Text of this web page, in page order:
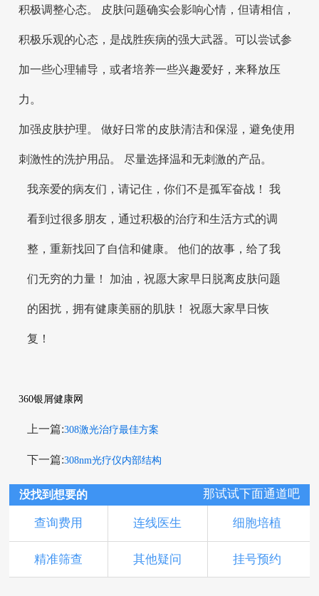
积极调整心态。 皮肤问题确实会影响心情，但请相信，
积极乐观的心态，是战胜疾病的强大武器。可以尝试参
加一些心理辅导，或者培养一些兴趣爱好，来释放压
力。
加强皮肤护理。 做好日常的皮肤清洁和保湿，避免使用
刺激性的洗护用品。 尽量选择温和无刺激的产品。
我亲爱的病友们，请记住，你们不是孤军奋战！ 我
看到过很多朋友，通过积极的治疗和生活方式的调
整，重新找回了自信和健康。 他们的故事，给了我
们无穷的力量！ 加油，祝愿大家早日脱离皮肤问题
的困扰，拥有健康美丽的肌肤！ 祝愿大家早日恢
复！
360银屑健康网
上一篇:308激光治疗最佳方案
下一篇:308nm光疗仪内部结构
没找到想要的 那试试下面通道吧
查询费用 连线医生 细胞培植
精准筛查 其他疑问 挂号预约